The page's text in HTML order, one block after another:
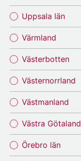
Uppsala län
Värmland
Västerbotten
Västernorrland
Västmanland
Västra Götaland
Örebro län